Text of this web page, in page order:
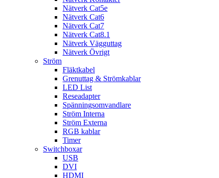
Nätverk Cat5e
Nätverk Cat6
Nätverk Cat7
Nätverk Cat8.1
Nätverk Vägguttag
Nätverk Övrigt
Ström
Fläktkabel
Grenuttag & Strömkablar
LED List
Reseadapter
Spänningsomvandlare
Ström Interna
Ström Externa
RGB kablar
Timer
Switchboxar
USB
DVI
HDMI